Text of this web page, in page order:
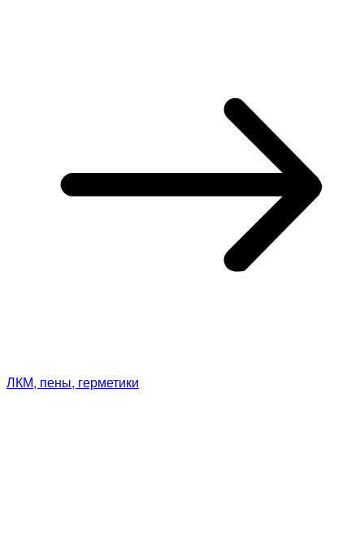
ЛКМ, пены, герметики